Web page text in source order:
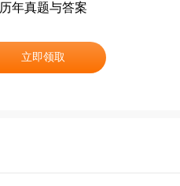
历年真题与答案
立即领取